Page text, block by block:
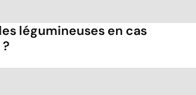
légumineuses en cas